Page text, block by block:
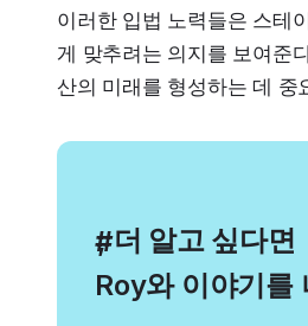
이러한 입법 노력들은 스테
게 맞추려는 의지를 보여준
산의 미래를 형성하는 데 중
#
, 더 알고 싶다면
Roy와 이야기를